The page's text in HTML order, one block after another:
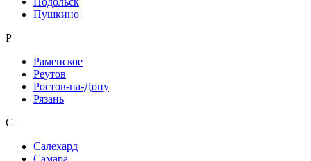
Пушкино
Р
Раменское
Реутов
Ростов-на-Дону
Рязань
С
Салехард
Самара